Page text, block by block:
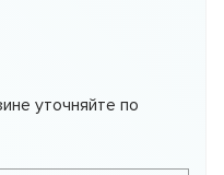
уточняйте по